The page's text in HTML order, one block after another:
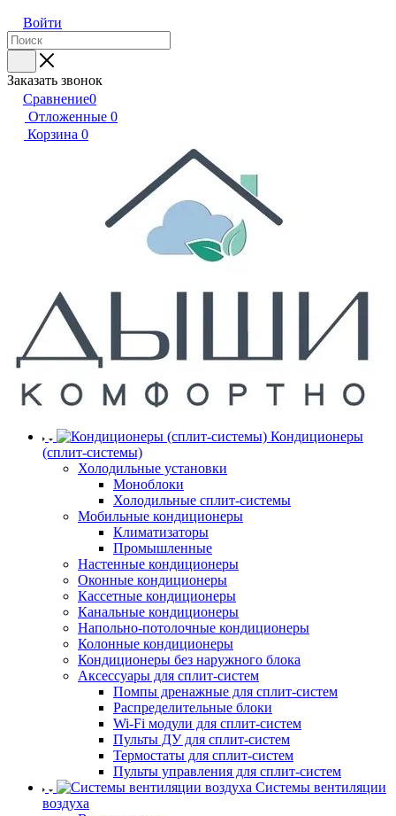
Войти
Заказать звонок
Сравнение0
Отложенные 0
Корзина 0
Кондиционеры
(сплит-системы)
Холодильные установки
Моноблоки
Холодильные сплит-системы
Мобильные кондиционеры
Климатизаторы
Промышленные
Настенные кондиционеры
Оконные кондиционеры
Кассетные кондиционеры
Канальные кондиционеры
Напольно-потолочные кондиционеры
Колонные кондиционеры
Кондиционеры без наружного блока
Аксессуары для сплит-систем
Помпы дренажные для сплит-систем
Распределительные блоки
Wi-Fi модули для сплит-систем
Пульты ДУ для сплит-систем
Термостаты для сплит-систем
Пульты управления для сплит-систем
Системы вентиляции
воздуха